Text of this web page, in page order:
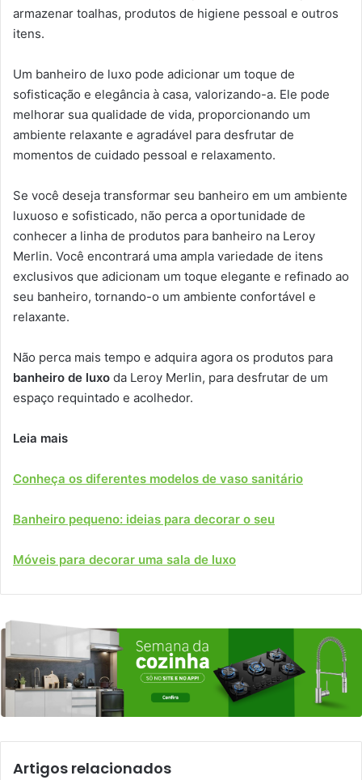
armazenar toalhas, produtos de higiene pessoal e outros
itens.
Um banheiro de luxo pode adicionar um toque de
sofisticação e elegância à casa, valorizando-a. Ele pode
melhorar sua qualidade de vida, proporcionando um
ambiente relaxante e agradável para desfrutar de
momentos de cuidado pessoal e relaxamento.
Se você deseja transformar seu banheiro em um ambiente
luxuoso e sofisticado, não perca a oportunidade de
conhecer a linha de produtos para banheiro na Leroy
Merlin. Você encontrará uma ampla variedade de itens
exclusivos que adicionam um toque elegante e refinado ao
seu banheiro, tornando-o um ambiente confortável e
relaxante.
Não perca mais tempo e adquira agora os produtos para
banheiro de luxo da Leroy Merlin, para desfrutar de um
espaço requintado e acolhedor.
Leia mais
Conheça os diferentes modelos de vaso sanitário
Banheiro pequeno: ideias para decorar o seu
Móveis para decorar uma sala de luxo
Artigos relacionados